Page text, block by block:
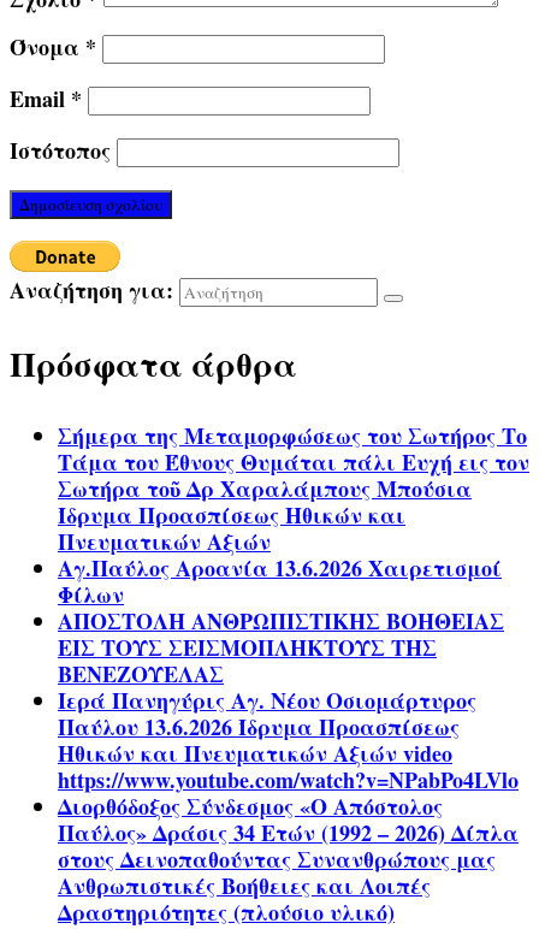
Όνομα *
Email *
Ιστότοπος
Αναζήτηση για:
Πρόσφατα άρθρα
Σήμερα της Μεταμορφώσεως του Σωτήρος Το
Τάμα του Έθνους Θυμάται πάλι Ευχή εις τον
Σωτήρα τοῦ Δρ Χαραλάμπους Μπούσια
Ίδρυμα Προασπίσεως Ηθικών και
Πνευματικών Αξιών
Αγ.Παύλος Αροανία 13.6.2026 Χαιρετισμοί
Φίλων
ΑΠΟΣΤΟΛΗ ΑΝΘΡΩΠΙΣΤΙΚΗΣ ΒΟΗΘΕΙΑΣ
ΕΙΣ ΤΟΥΣ ΣΕΙΣΜΟΠΛΗΚΤΟΥΣ ΤΗΣ
ΒΕΝΕΖΟΥΕΛΑΣ
Ιερά Πανηγύρις Αγ. Νέου Οσιομάρτυρος
Παύλου 13.6.2026 Ίδρυμα Προασπίσεως
Ηθικών και Πνευματικών Αξιών video
https://www.youtube.com/watch?v=NPabPo4LVlo
Διορθόδοξος Σύνδεσμος «Ο Απόστολος
Παύλος» Δράσις 34 Ετών (1992 – 2026) Δίπλα
στους Δεινοπαθούντας Συνανθρώπους μας
Ανθρωπιστικές Βοήθειες και Λοιπές
Δραστηριότητες (πλούσιο υλικό)